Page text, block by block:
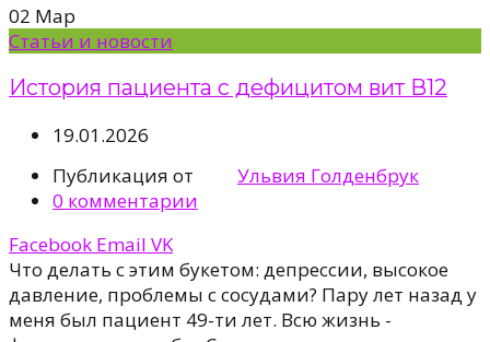
02 Мар
Статьи и новости
История пациента с дефицитом вит В12
19.01.2026
Публикация от
Ульвия Голденбрук
0 комментарии
Facebook Email VK
Что делать с этим букетом: депрессии, высокое
давление, проблемы с сосудами? Пару лет назад у
меня был пациент 49-ти лет. Всю жизнь -